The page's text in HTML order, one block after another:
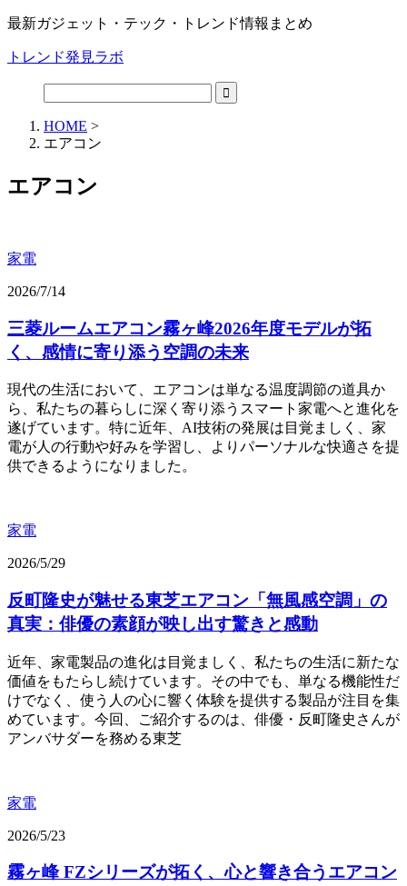
最新ガジェット・テック・トレンド情報まとめ
トレンド発見ラボ
HOME >
エアコン
エアコン
家電
2026/7/14
三菱ルームエアコン霧ヶ峰2026年度モデルが拓
く、感情に寄り添う空調の未来
現代の生活において、エアコンは単なる温度調節の道具か
ら、私たちの暮らしに深く寄り添うスマート家電へと進化を
遂げています。特に近年、AI技術の発展は目覚ましく、家
電が人の行動や好みを学習し、よりパーソナルな快適さを提
供できるようになりました。
家電
2026/5/29
反町隆史が魅せる東芝エアコン「無風感空調」の
真実：俳優の素顔が映し出す驚きと感動
近年、家電製品の進化は目覚ましく、私たちの生活に新たな
価値をもたらし続けています。その中でも、単なる機能性だ
けでなく、使う人の心に響く体験を提供する製品が注目を集
めています。今回、ご紹介するのは、俳優・反町隆史さんが
アンバサダーを務める東芝
家電
2026/5/23
霧ヶ峰 FZシリーズが拓く、心と響き合うエアコン